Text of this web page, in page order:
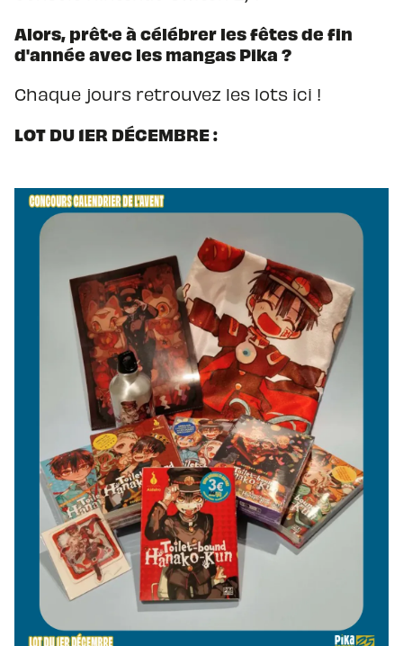
Alors, prêt·e à célébrer les fêtes de fin
d'année avec les mangas Pika ?
Chaque jours retrouvez les lots ici !
LOT DU 1ER DÉCEMBRE :